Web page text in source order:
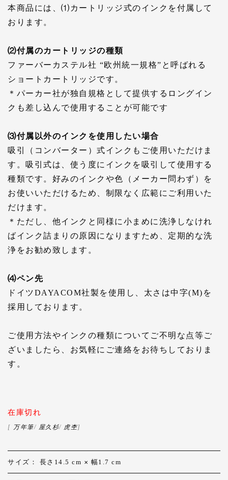
本商品には、⑴カートリッジ式のインクを付属して
おります。
⑵付属のカートリッジの種類
ファーバーカステル社 “欧州統一規格”と呼ばれる
ショートカートリッジです。
＊パーカー社が独自規格として提供するロングイン
クも差し込んで使用することが可能です
⑶付属以外のインクを使用したい場合
吸引（コンバーター）式インクもご使用いただけま
す。 吸引式は、使う度にインクを吸引して使用する
種類です。 好みのインクや色（メーカー問わず）を
お使いいただけるため、制限なく広範にご利用いた
だけます。
＊ただし、他インクと同様に小まめに洗浄しなけれ
ばインク詰まりの原因になりますため、定期的な洗
浄をお勧め致します。
⑷ペン先
ドイツDAYACOM社製を使用し、太さは中字(M)を
採用しております。
ご使用方法やインクの種類についてご不明な点等ご
ざいましたら、お気軽にご連絡をお待ちしておりま
す。
在庫切れ
[ 万年筆/ 屋久杉/ 虎杢]
サイズ： 長さ14.5 cm ✕ 幅1.7 cm